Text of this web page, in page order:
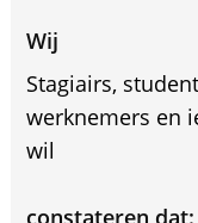
Wij
Stagiairs,
werknemers en
wil
constateren dat: